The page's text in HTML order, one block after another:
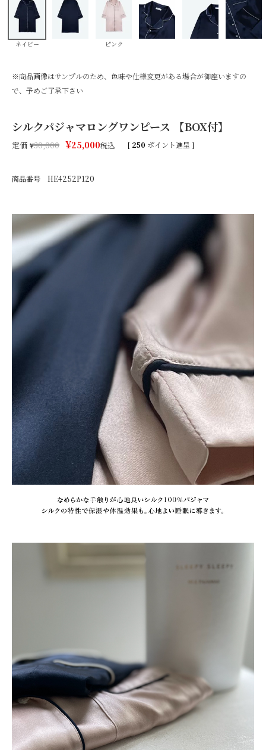
ネイビー ピンク
※商品画像はサンプルのため、色味や仕様変更がある場合が御座いますの
で、予めご了承下さい
シルクパジャマロングワンピース 【BOX付】
定価 ¥30,000 ¥25,000税込 [ 250 ポイント進呈 ]
商品番号 HE4252P120